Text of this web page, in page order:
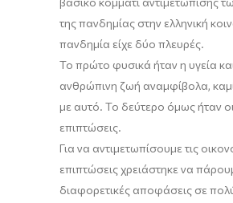
της πανδημίας στην ελληνική
πανδημία είχε δύο πλευρές.
Το πρώτο φυσικά ήταν η υγεία
ανθρώπινη ζωή αναμφίβολα,
με αυτό. Το δεύτερο όμωςήταν
επιπτώσεις.
Για να αντιμετωπίσουμε τις
επιπτώσεις χρειάστηκε να
διαφορετικές αποφάσεις σε